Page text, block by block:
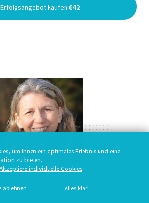
Erfolgsangebot kaufen €42
Spirituelle Heilerin
um Ihnen ein optimales Erlebnis und eine
zu bieten.
Akzeptiere individuelle Cookies .
ablehnen Alles klar!